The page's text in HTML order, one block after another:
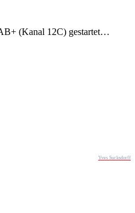
(Kanal 12C) gestartet…
Yves Sucksdorff